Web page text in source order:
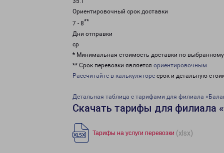
Ориентировочный срок доставки
7 - 8**
Дни отправки
ср
* Минимальная стоимость доставки по
** Срок перевозки является ориентировочным
Рассчитайте в калькуляторе срок и детальную
Детальная таблица с тарифами для филиала
Скачать тарифы для филиала
Тарифы на услуги перевозки (xlsx)